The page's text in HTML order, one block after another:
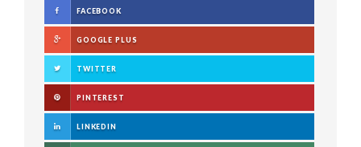
FACEBOOK
GOOGLE PLUS
TWITTER
PINTEREST
LINKEDIN